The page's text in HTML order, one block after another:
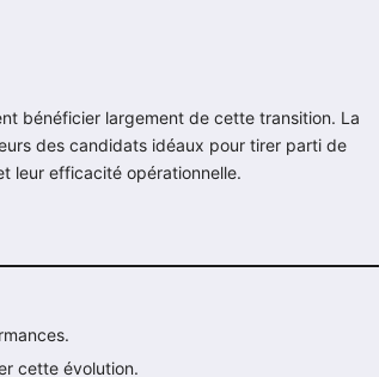
bénéficier largement de cette transition. La
des candidats idéaux pour tirer parti de
leur efficacité opérationnelle.
cette évolution.